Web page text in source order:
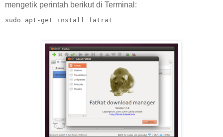
mengetik perintah berikut di Terminal:
sudo apt-get install fatrat